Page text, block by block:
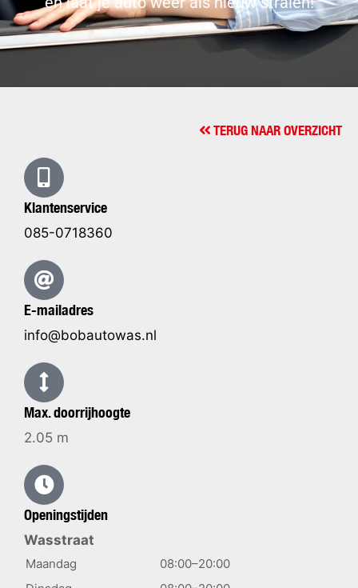
TERUG NAAR OVERZICHT
Klantenservice
085-0718360
E-mailadres
info@bobautowas.nl
Max. doorrijhoogte
2.05 m
Openingstijden
Wasstraat
Maandag
08:00–20:00